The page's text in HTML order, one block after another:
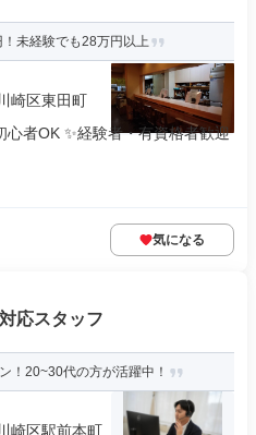
未経験でも28万円以上
崎区東田町
心者OK ✨経験者・有資格者歓迎
気になる
応スタッフ
！20~30代の方が活躍中！
崎区駅前本町